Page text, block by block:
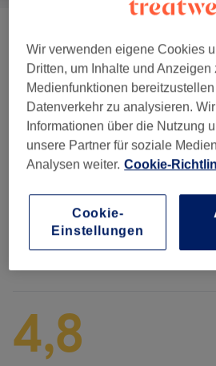
Wimpern
Anti Aging ( 2)
Gesichtsbehandlungen (7
Augenbrauenbehandlungen (8)
Permanent Make-Up (9)
4,8
Wir verwenden eigene Cookies
Dritten, um Inhalte und
Medienfunktionen
Datenverkehr zu analysieren.
Informationen über die Nutzung
unsere Partner für soziale
Analysen weiter. Cookie-
Cookie-
Einstellungen